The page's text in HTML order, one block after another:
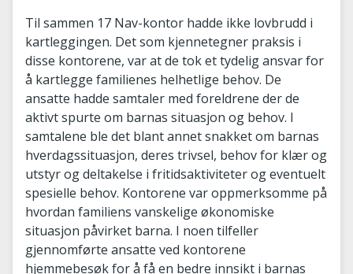
Til sammen 17 Nav-kontor hadde ikke lovbrudd i
kartleggingen. Det som kjennetegner praksis i
disse kontorene, var at de tok et tydelig ansvar for
å kartlegge familienes helhetlige behov. De
ansatte hadde samtaler med foreldrene der de
aktivt spurte om barnas situasjon og behov. I
samtalene ble det blant annet snakket om barnas
hverdagssituasjon, deres trivsel, behov for klær og
utstyr og deltakelse i fritidsaktiviteter og eventuelt
spesielle behov. Kontorene var oppmerksomme på
hvordan familiens vanskelige økonomiske
situasjon påvirket barna. I noen tilfeller
gjennomførte ansatte ved kontorene
hjemmebesøk for å få en bedre innsikt i barnas